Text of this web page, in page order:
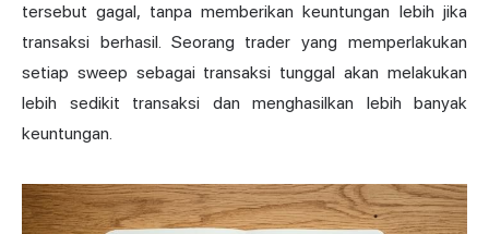
tersebut gagal, tanpa memberikan keuntungan lebih jika
transaksi berhasil. Seorang trader yang memperlakukan
setiap sweep sebagai transaksi tunggal akan melakukan
lebih sedikit transaksi dan menghasilkan lebih banyak
keuntungan.